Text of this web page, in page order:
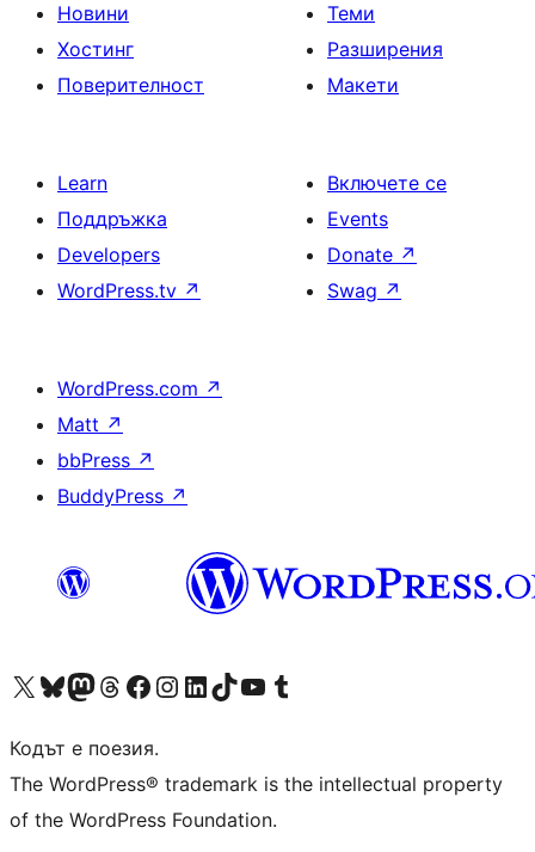
Новини
Хостинг
Поверителност
Теми
Разширения
Макети
Learn
Поддръжка
Developers
WordPress.tv ↗
Включете се
Events
Donate ↗
Swag ↗
WordPress.com ↗
Matt ↗
bbPress ↗
BuddyPress ↗
Visit our X (formerly Twitter) account
Visit our Bluesky account
Visit our Mastodon account
Visit our Threads account
Посетете нашата страница във Facebook
Посетете нашия профил в Instagram
Посетете нашия профил в LinkedIn
Visit our TikTok account
Visit our YouTube channel
Visit our Tumblr account
Кодът е поезия.
The WordPress® trademark is the intellectual property
of the WordPress Foundation.